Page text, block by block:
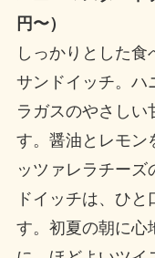
円〜）
しっかりとした
サンドイッチ。ハ
ラガスのやさしい
す。醤油とレモン
ッツァレラチー
ドイッチは、ひ
す。初夏の朝に心